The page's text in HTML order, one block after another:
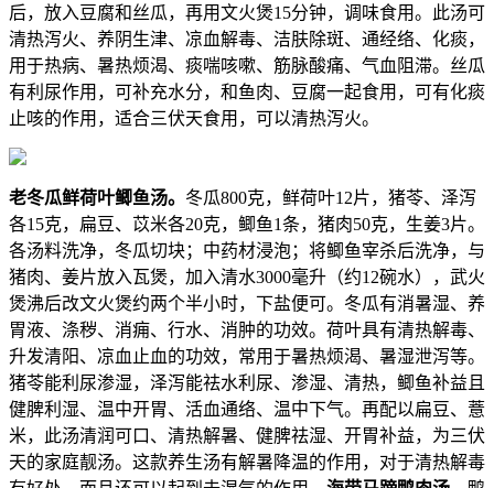
后，放入豆腐和丝瓜，再用文火煲15分钟，调味食用。此汤可
清热泻火、养阴生津、凉血解毒、洁肤除斑、通经络、化痰，
用于热病、暑热烦渴、痰喘咳嗽、筋脉酸痛、气血阻滞。丝瓜
有利尿作用，可补充水分，和鱼肉、豆腐一起食用，可有化痰
止咳的作用，适合三伏天食用，可以清热泻火。
老冬瓜鲜荷叶鲫鱼汤。 冬瓜800克，鲜荷叶12片，猪苓、泽泻
各15克，扁豆、苡米各20克，鲫鱼1条，猪肉50克，生姜3片。
各汤料洗净，冬瓜切块；中药材浸泡；将鲫鱼宰杀后洗净，与
猪肉、姜片放入瓦煲，加入清水3000毫升（约12碗水），武火
煲沸后改文火煲约两个半小时，下盐便可。冬瓜有消暑湿、养
胃液、涤秽、消痈、行水、消肿的功效。荷叶具有清热解毒、
升发清阳、凉血止血的功效，常用于暑热烦渴、暑湿泄泻等。
猪苓能利尿渗湿，泽泻能祛水利尿、渗湿、清热，鲫鱼补益且
健脾利湿、温中开胃、活血通络、温中下气。再配以扁豆、薏
米，此汤清润可口、清热解暑、健脾祛湿、开胃补益，为三伏
天的家庭靓汤。这款养生汤有解暑降温的作用，对于清热解毒